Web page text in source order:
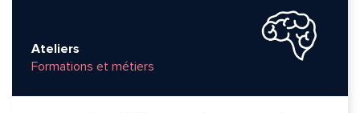
Ateliers
Formations et métiers
Envoyer
Envoyer